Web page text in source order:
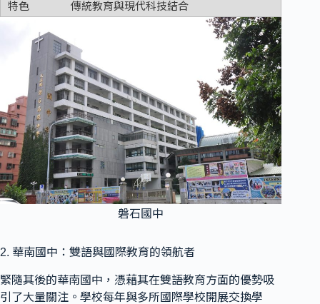
傳統教育與現代科技結合
磐石國中
2. 華南國中：雙語與國際教育的領航者
緊隨其後的華南國中，憑藉其在雙語教育方面的優勢吸
引了大量關注。學校每年與多所國際學校開展交換學